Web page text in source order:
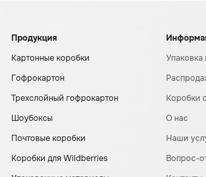
Продукция
Картонные коробки
Гофрокартон
Трехслойный гофрокартон
Шоубоксы
Почтовые коробки
Коробки для Wildberries
Упаковка
Коробки
О нас
Наши
Вопрос-